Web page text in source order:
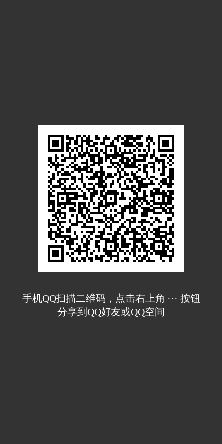
手机QQ扫描二维码，点击右上角 ··· 按钮
分享到QQ好友或QQ空间